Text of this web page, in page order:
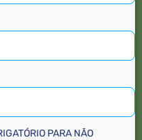
PARA NÃO